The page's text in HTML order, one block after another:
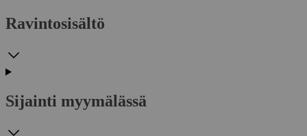
Ravintosisältö
Sijainti myymälässä